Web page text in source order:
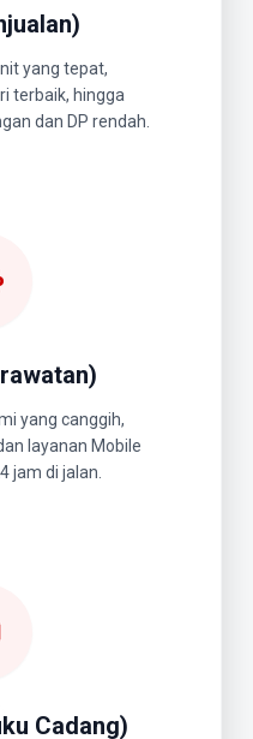
yang tepat,
terbaik, hingga
dan DP rendah.
yang canggih,
layanan Mobile
jam di jalan.
Cadang)